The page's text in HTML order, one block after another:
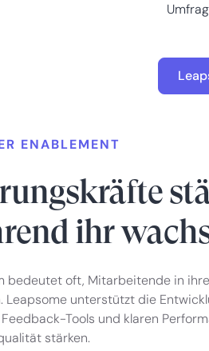
ENABLEMENT
ihr
bedeutet oft, Mitarbeitende in
Leapsome unterstützt die
Tools und klaren
stärken.